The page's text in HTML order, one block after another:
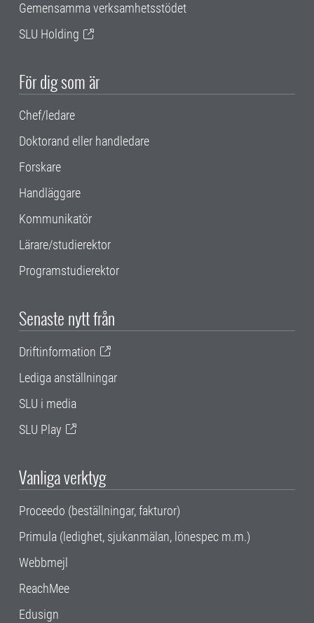
Gemensamma verksamhetsstödet
SLU Holding
För dig som är
Chef/ledare
Doktorand eller handledare
Forskare
Handläggare
Kommunikatör
Lärare/studierektor
Programstudierektor
Senaste nytt från
Driftinformation
Lediga anställningar
SLU i media
SLU Play
Vanliga verktyg
Proceedo (beställningar, fakturor)
Primula (ledighet, sjukanmälan, lönespec m.m.)
Webbmejl
ReachMee
Edusign